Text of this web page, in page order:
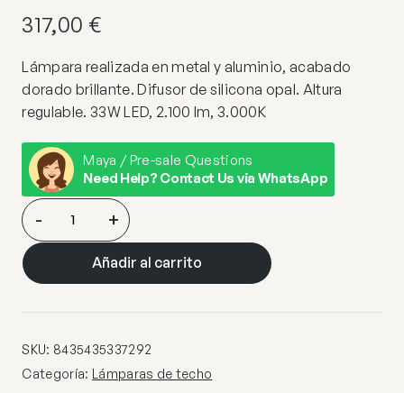
317,00 €
Lámpara realizada en metal y aluminio, acabado
dorado brillante. Difusor de silicona opal. Altura
regulable. 33W LED, 2.100 lm, 3.000K
Maya / Pre-sale Questions
Need Help? Contact Us via WhatsApp
DIDO-
LAMPARA
ORO
cantidad
- +
Añadir al carrito
SKU: 8435435337292
Categoría: Lámparas de techo